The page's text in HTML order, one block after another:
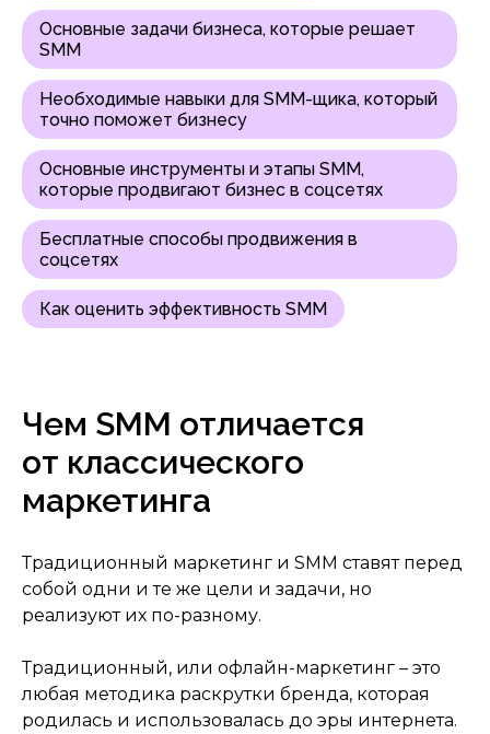
Основные задачи бизнеса, которые решает
SMM
Необходимые навыки для SMM-щика, который
точно поможет бизнесу
Основные инструменты и этапы SMM,
которые продвигают бизнес в соцсетях
Бесплатные способы продвижения в
соцсетях
Как оценить эффективность SMM
Чем SMM отличается
от классического
маркетинга
Традиционный маркетинг и SMM ставят перед
собой одни и те же цели и задачи, но
реализуют их по-разному.
Традиционный, или офлайн-маркетинг – это
любая методика раскрутки бренда, которая
родилась и использовалась до эры интернета.